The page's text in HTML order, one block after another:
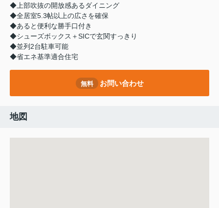
◆上部吹抜の開放感あるダイニング
◆全居室5.3帖以上の広さを確保
◆あると便利な勝手口付き
◆シューズボックス＋SICで玄関すっきり
◆並列2台駐車可能
◆省エネ基準適合住宅
無料 お問い合わせ
地図